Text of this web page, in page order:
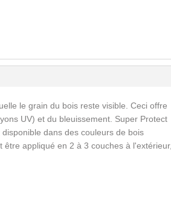
le grain du bois reste visible. Ceci offre
UV) et du bleuissement. Super Protect
dans des couleurs de bois
appliqué en 2 à 3 couches à l'extérieur,